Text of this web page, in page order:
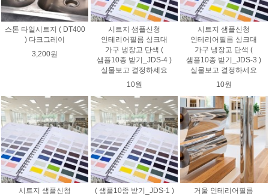
스톤 타일시트지 ( DT400
) 다크그레이
3,200원
시트지 샘플신청
인테리어필름 싱크대
가구 냉장고 단색 (
샘플10종 받기_JDS-4 )
실물보고 결정하세요
10원
시트지 샘플신청
인테리어필름 싱크대
가구 냉장고 단색 (
샘플10종 받기_JDS-3 )
실물보고 결정하세요
10원
시트지 샘플신청
( 샘플10종 받기_JDS-1 )
거울 인테리어필름